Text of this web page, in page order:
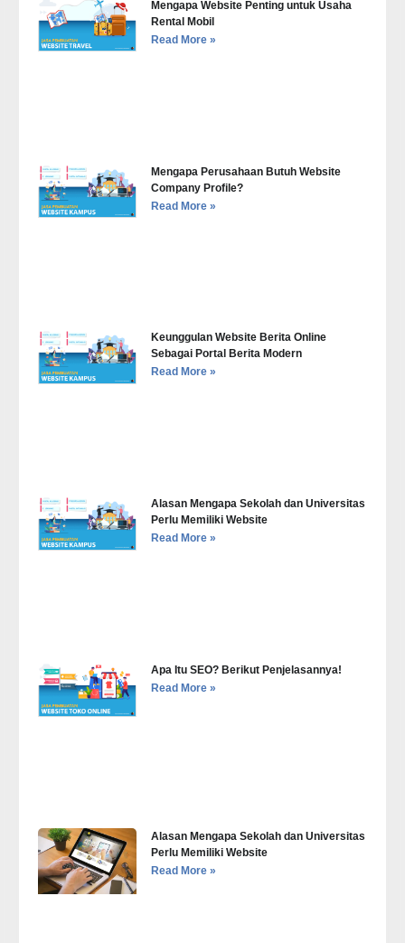
Mengapa Website Penting untuk Usaha
Rental Mobil
Read More »
Mengapa Perusahaan Butuh Website
Company Profile?
Read More »
Keunggulan Website Berita Online
Sebagai Portal Berita Modern
Read More »
Alasan Mengapa Sekolah dan Universitas
Perlu Memiliki Website
Read More »
Apa Itu SEO? Berikut Penjelasannya!
Read More »
Alasan Mengapa Sekolah dan Universitas
Perlu Memiliki Website
Read More »